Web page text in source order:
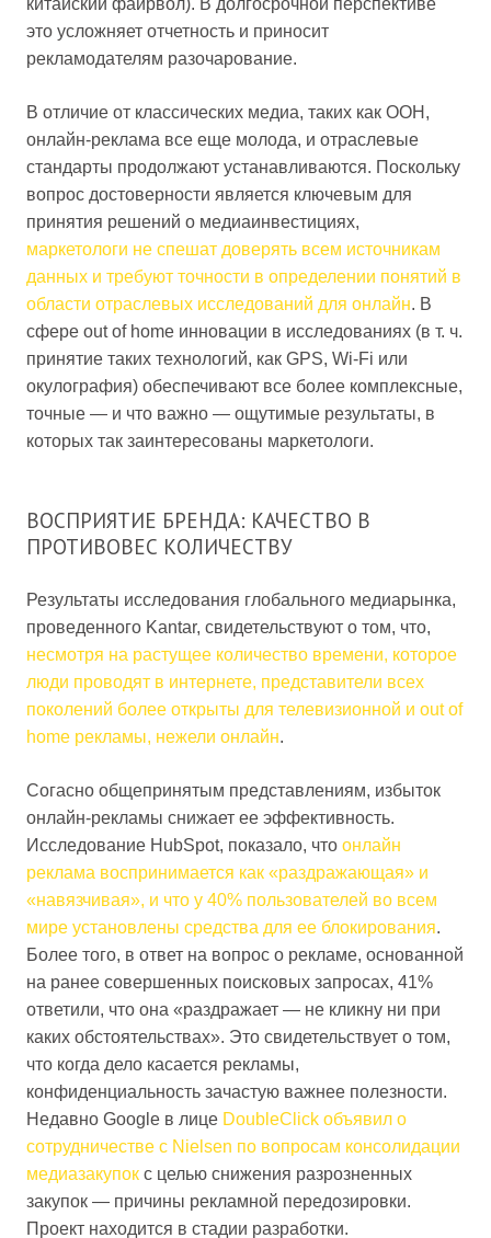
это усложняет отчетность и приносит
рекламодателям разочарование.
В отличие от классических медиа, таких как OOH,
онлайн-реклама все еще молода, и отраслевые
стандарты продолжают устанавливаются. Поскольку
вопрос достоверности является ключевым для
принятия решений о медиаинвестициях,
маркетологи не спешат доверять всем источникам
данных и требуют точности в определении понятий в
области отраслевых исследований для онлайн. В
сфере out of home инновации в исследованиях (в т. ч.
принятие таких технологий, как GPS, Wi-Fi или
окулография) обеспечивают все более комплексные,
точные — и что важно — ощутимые результаты, в
которых так заинтересованы маркетологи.
ВОСПРИЯТИЕ БРЕНДА: КАЧЕСТВО В
ПРОТИВОВЕС КОЛИЧЕСТВУ
Результаты исследования глобального медиарынка,
проведенного Kantar, свидетельствуют о том, что,
несмотря на растущее количество времени, которое
люди проводят в интернете, представители всех
поколений более открыты для телевизионной и out of
home рекламы, нежели онлайн.
Согасно общепринятым представлениям, избыток
онлайн-рекламы снижает ее эффективность.
Исследование HubSpot, показало, что онлайн
реклама воспринимается как «раздражающая» и
«навязчивая», и что у 40% пользователей во всем
мире установлены средства для ее блокирования.
Более того, в ответ на вопрос о рекламе, основанной
на ранее совершенных поисковых запросах, 41%
ответили, что она «раздражает — не кликну ни при
каких обстоятельствах». Это свидетельствует о том,
что когда дело касается рекламы,
конфиденциальность зачастую важнее полезности.
Недавно Google в лице DoubleClick объявил о
сотрудничестве с Nielsen по вопросам консолидации
медиазакупок с целью снижения разрозненных
закупок — причины рекламной передозировки.
Проект находится в стадии разработки.